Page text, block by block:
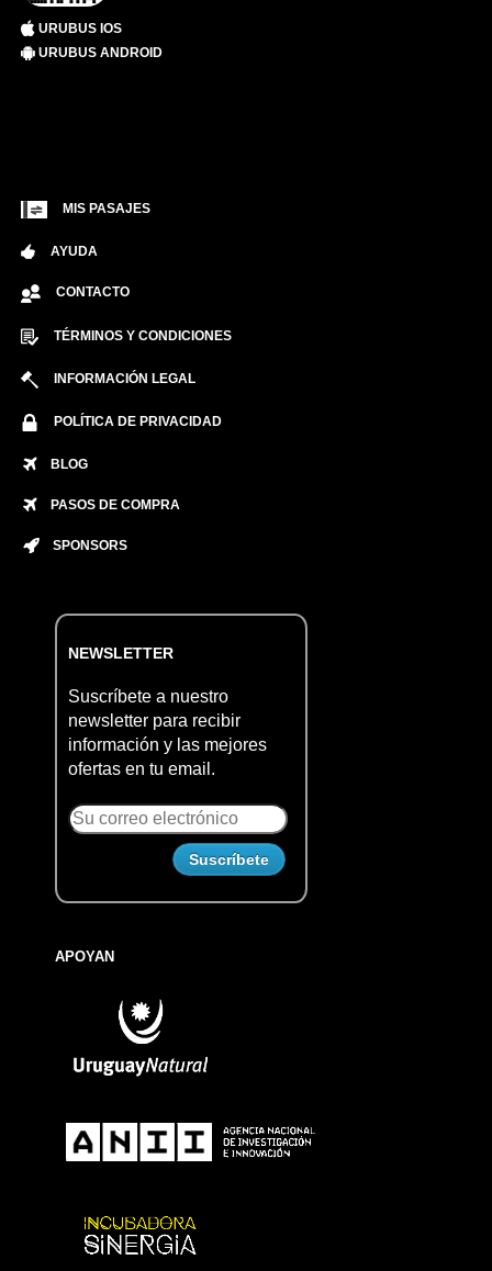
URUBUS IOS
URUBUS ANDROID
MIS PASAJES
AYUDA
CONTACTO
TÉRMINOS Y CONDICIONES
INFORMACIÓN LEGAL
POLÍTICA DE PRIVACIDAD
BLOG
PASOS DE COMPRA
SPONSORS
NEWSLETTER
Suscríbete a nuestro
newsletter para recibir
información y las mejores
ofertas en tu email.
APOYAN